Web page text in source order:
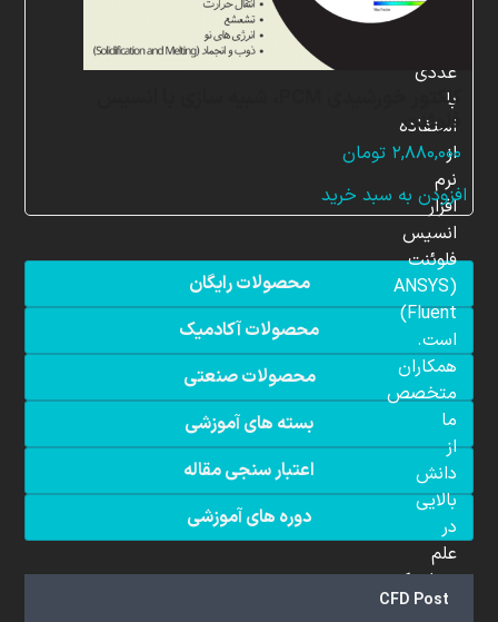
فلوئنت
۲,۸۸۰,۰۰۰ تومان
افزودن به سبد خرید
محصولات رایگان
محصولات آکادمیک
محصولات صنعتی
بسته های آموزشی
اعتبار سنجی مقاله
دوره های آموزشی
CFD Post
عددی
با
استفاده
از
نرم
افزار
انسیس
فلوئنت
(ANSYS
Fluent)
است.
همکاران
متخصص
ما
از
دانش
بالایی
در
علم
دینامیک
سیالات